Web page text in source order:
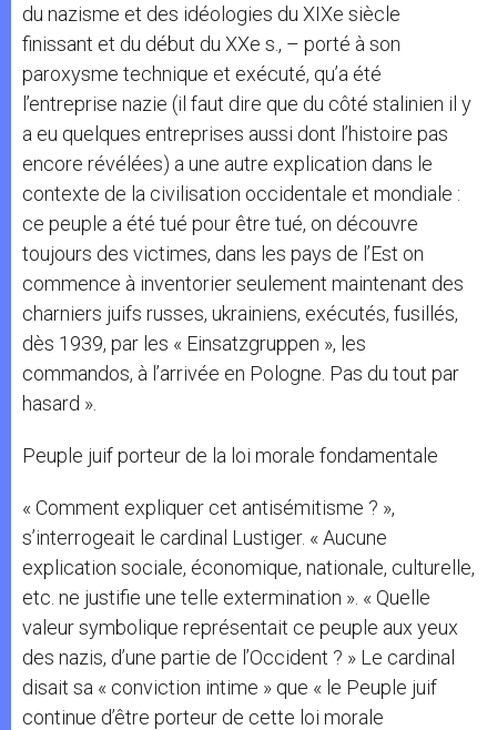
du nazisme et des idéologies du XIXe siècle
finissant et du début du XXe s., – porté à son
paroxysme technique et exécuté, qu’a été
l’entreprise nazie (il faut dire que du côté stalinien il y
a eu quelques entreprises aussi dont l’histoire pas
encore révélées) a une autre explication dans le
contexte de la civilisation occidentale et mondiale :
ce peuple a été tué pour être tué, on découvre
toujours des victimes, dans les pays de l’Est on
commence à inventorier seulement maintenant des
charniers juifs russes, ukrainiens, exécutés, fusillés,
dès 1939, par les « Einsatzgruppen », les
commandos, à l’arrivée en Pologne. Pas du tout par
hasard ».
Peuple juif porteur de la loi morale fondamentale
« Comment expliquer cet antisémitisme ? »,
s’interrogeait le cardinal Lustiger. « Aucune
explication sociale, économique, nationale, culturelle,
etc. ne justifie une telle extermination ». « Quelle
valeur symbolique représentait ce peuple aux yeux
des nazis, d’une partie de l’Occident ? » Le cardinal
disait sa « conviction intime » que « le Peuple juif
continue d’être porteur de cette loi morale